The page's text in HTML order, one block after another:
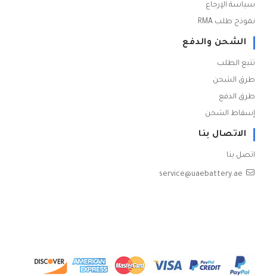
سياسة الإرجاع
نموذج طلب RMA
الشحن والدفع
تتبع الطلب
طرق الشحن
طرق الدفع
إسقاط الشحن
الاتصال بنا
اتصل بنا
service@uaebattery.ae